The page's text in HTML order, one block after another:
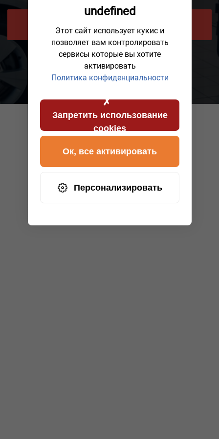
undefined
Этот сайт использует кукис и
позволяет вам контролировать
сервисы которые вы хотите
активировать
Политика конфиденциальности
Запретить использование
cookies
Персонализировать
Ок, все активировать